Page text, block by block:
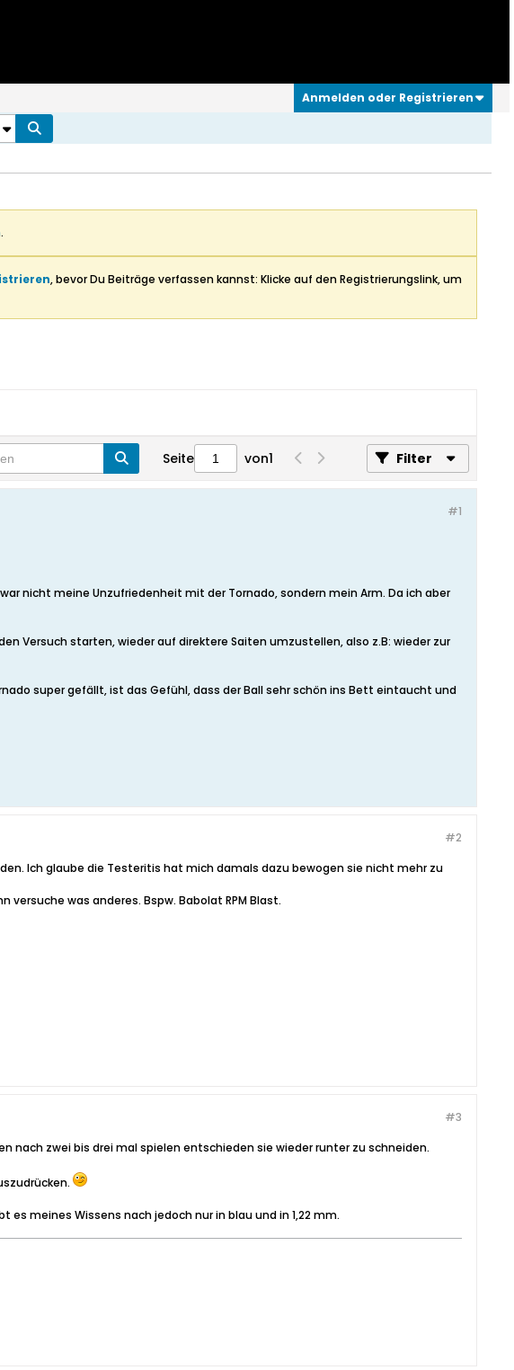
Anmelden oder Registrieren
.
, bevor Du Beiträge verfassen kannst: Klicke auf den Registrierungslink, um
Seite von1 Filter
#1
nicht meine Unzufriedenheit mit der Tornado, sondern mein Arm. Da ich aber
Versuch starten, wieder auf direktere Saiten umzustellen, also z.B: wieder zur
super gefällt, ist das Gefühl, dass der Ball sehr schön ins Bett eintaucht und
#2
Ich glaube die Testeritis hat mich damals dazu bewogen sie nicht mehr zu
was anderes. Bspw. Babolat RPM Blast.
#3
nach zwei bis drei mal spielen entschieden sie wieder runter zu schneiden.
meines Wissens nach jedoch nur in blau und in 1,22 mm.